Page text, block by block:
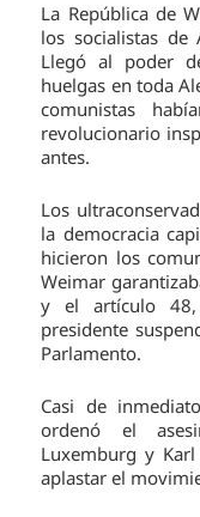
La República de
los socialistas de
Llegó al poder
huelgas en toda
comunistas
revolucionario
antes.
Los
la democracia
hicieron los
Weimar
y el artículo 48,
presidente
Parlamento.
Casi de
ordenó el
Luxemburg y
aplastar el